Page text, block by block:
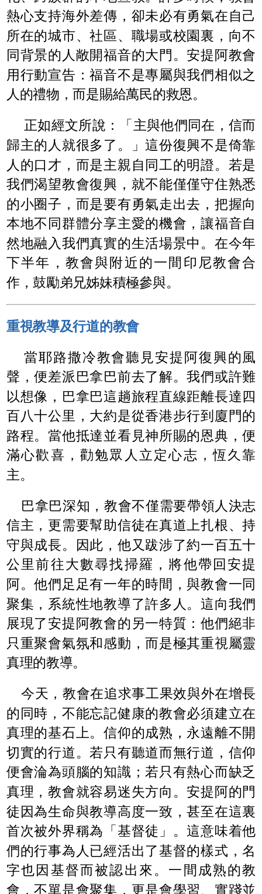
熱心支持海外差傳，卻未必有勇氣在自己
所在的城市、社區、職場或校園裏，向不
同背景的人敞開福音的大門。安提阿教會
用行動宣告：福音不是專屬與我們相似之
人的禮物，而是賜給萬民的救恩。
正如經文所說：「主與他們同在，信而
歸主的人就很多了。」這份復興不是倚靠
人的口才，而是主親自同工的明證。若是
我們渴望教會復興，就不能僅僅守住熟悉
的小圈子，而是要有勇氣走出去，把握向
本地不同群體分享主愛的機會，讓福音自
然地融入我們真實的生活場景中。在今年
下半年，教會與附近的一間印尼教會合
作，鼓勵弟兄姊妹積極參與。
重視教導及行道的教會
當耶路撒冷教會聽見安提阿復興的風
聲，便差派巴拿巴前去了解。我們或許難
以想像，巴拿巴這趟旅程直線距離長達四
百八十公里，大約是從香港步行到廈門的
路程。當他抵達並看見神所賜的恩典，便
滿心歡喜，勸勉眾人立定心志，恆久靠
主。
巴拿巴深知，教會不僅需要帶領人決志
信主，更需要幫助信徒在真道上扎根、持
守與成長。因此，他又跋涉了約一百五十
公里前往大數尋找掃羅，將他帶回安提
阿。他們足足有一年的時間，與教會一同
聚集，系統性地教導了許多人。這向我們
展現了安提阿教會的另一特質：他們絕非
只重聚會氣氛和感動，而是極其重視屬靈
真理的教導。
今天，教會在追求事工果效與外在增長
的同時，不能忘記健康的教會必須建立在
真理的基石上。信仰的成熟，永遠離不開
切實的行道。若只有聽道而無行道，信仰
便會淪為頭腦的知識；若只有熱心而缺乏
真理，教會就容易迷失方向。安提阿的門
徒因為生命與教導高度一致，甚至在這裏
首次被外界稱為「基督徒」。這意味着他
們的行事為人已經活出了基督的樣式，名
字也因基督而被認出來。一間成熟的教
會，不單是會聚集，更是會學習、實踐並